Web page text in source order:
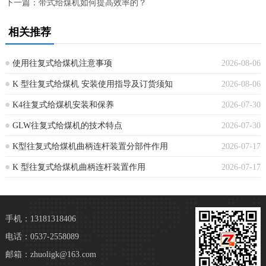
下一篇： 带式给煤机如何提高效率的？
相关推荐
2026-08-06
使用往复式给煤机注意事项
2026-08-06
K 型往复式给煤机 安装使用指导及订货须知
2026-07-30
K4往复式给煤机安装和保养
2026-07-30
GLW往复式给煤机的技术特点‌
2026-07-17
K型往复式给煤机曲柄连杆装置分部件作用
2026-07-17
K 型往复式给煤机曲柄连杆装置作用
手机：13181318406
电话：0537-2558089
邮箱：zhuoligk@163.com